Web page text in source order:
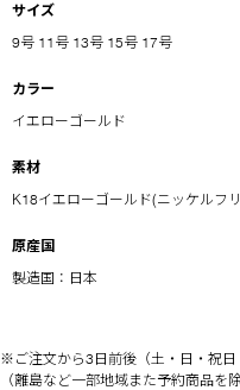
サイズ
9号 11号 13号 15号 17号
カラー
イエローゴールド
素材
K18イエローゴールド(ニッケルフ
原産国
製造国：日本
※ご注文から3日前後（土・日・祝日
（離島など一部地域また予約商品を